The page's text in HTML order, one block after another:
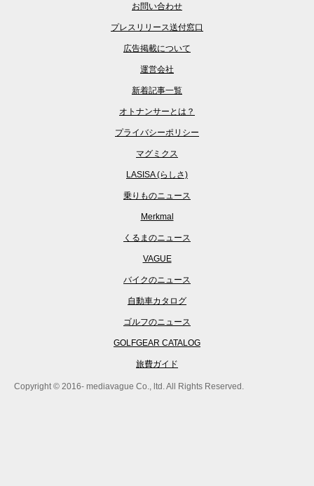
お問い合わせ
プレスリリース送付窓口
広告掲載について
運営会社
新着記事一覧
オトナンサーとは？
プライバシーポリシー
マグミクス
LASISA (らしさ)
乗りものニュース
Merkmal
くるまのニュース
VAGUE
バイクのニュース
自動車カタログ
ゴルフのニュース
GOLFGEAR CATALOG
旅費ガイド
Copyright © 2016- mediavague Co., ltd. All Rights Reserved.